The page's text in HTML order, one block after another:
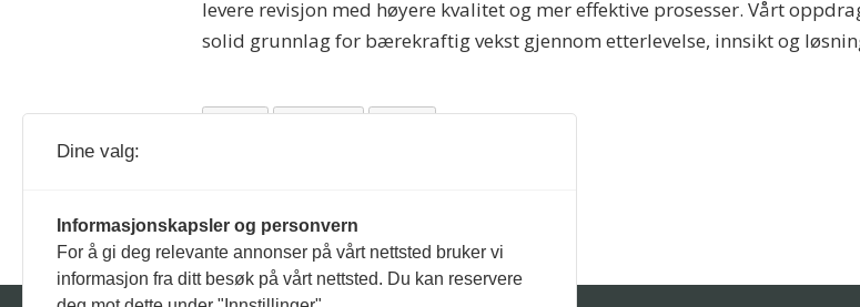
levere revisjon med høyere kvalitet og mer effektive prosesser. Vårt
solid grunnlag for bærekraftig vekst gjennom etterlevelse, innsikt og
KPMG STILLING
OSLO
Dine valg:
Informasjonskapsler og personvern
For å gi deg relevante annonser på vårt nettsted bruker vi
informasjon fra ditt besøk på vårt nettsted. Du kan reservere